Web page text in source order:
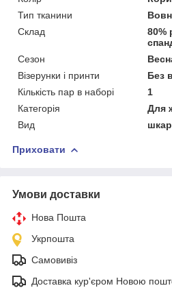
Тип тканини
Склад
80%
Сезон
Візерунки і принти
Без
Кількість пар в наборі
1
Категорія
Для
Вид
Приховати
Умови доставки
Нова Пошта
Укрпошта
Самовивіз
Доставка кур'єром Новою